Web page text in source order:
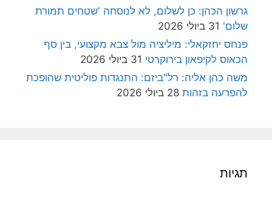
גרשון הכהן: כן לשלום, לא לנוסחה 'שטחים תמורת
שלום' 31 ביולי 2026
פנחס יחזקאלי: מיליציה מול צבא מקצועי, בין סף
הכאוס לקיפאון בירוקרטי 31 ביולי 2026
משה כהן אליה: רל"ביזם: התנגדות פוליטית שהופכת
להפרעה בזהות 28 ביולי 2026
תגיות